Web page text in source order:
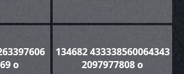
o
134682 433338560064343
2097977808 o